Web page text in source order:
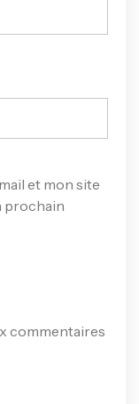
et mon site
prochain
commentaires